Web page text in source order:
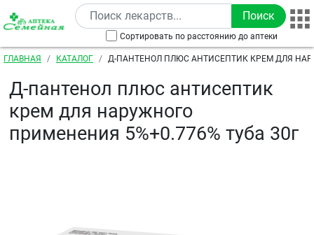
Перейти к основному содержанию
Сортировать по расстоянию до аптеки
Строка навигации
ГЛАВНАЯ КАТАЛОГ
Д-ПАНТЕНОЛ ПЛЮС АНТИСЕПТИК КРЕМ ДЛЯ
Д-пантенол плюс антисептик
крем для наружного
применения 5%+0.776% туба 30г